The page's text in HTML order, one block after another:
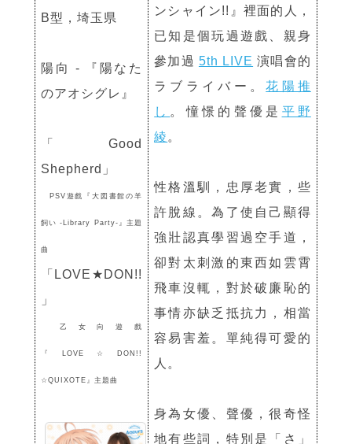
B型，埼玉県
陽向 - 『陽なた
のアオシグレ』
「Good
Shepherd」
PSV遊戲『大図書館の羊
飼い -Library Party-』主題
曲
「LOVE★DON!!
」
乙女向遊戲
『LOVE☆DON!!
☆QUIXOTE』主題曲
ンシャイン!!』裡面的人，
已知是個玩過遊戲、親身
參加過 5th LIVE 演唱會的
ラブライバー。花陽推
し 。憧憬的聲優是 平野
綾 。
性格溫馴，忠厚老實，些
許脫線。為了使自己顯得
強壯認真學習過空手道，
卻對太刺激的東西如雲霄
飛車沒輒，對於破廉恥的
事情亦缺乏抵抗力，相當
容易害羞。單純得可愛的
人。
身為女優、聲優，很奇怪
地有些詞，特別是「さ」